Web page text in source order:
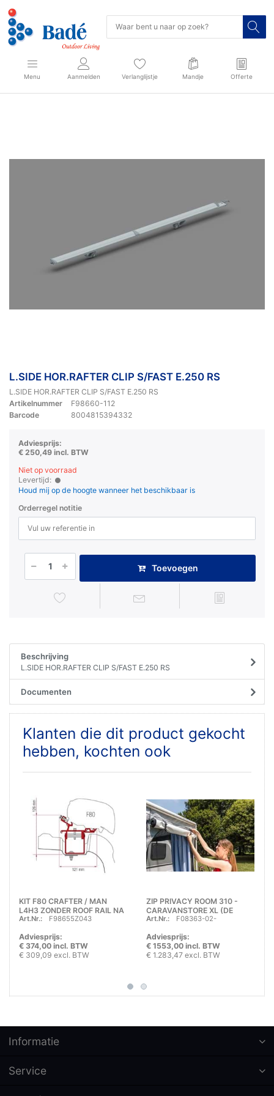
Menu Aanmelden Verlanglijstje Mandje Offerte
L.SIDE HOR.RAFTER CLIP S/FAST E.250 RS
L.SIDE HOR.RAFTER CLIP S/FAST E.250 RS
Artikelnummer
F98660-112
Barcode
8004815394332
Adviesprijs:
€ 250,49 incl. BTW
Niet op voorraad
Levertijd:
Houd mij op de hoogte wanneer het beschikbaar is
Orderregel notitie
Toevoegen
Beschrijving
L.SIDE HOR.RAFTER CLIP S/FAST E.250 RS
Documenten
Klanten die dit product gekocht
hebben, kochten ook
KIT F80 CRAFTER / MAN
L4H3 ZONDER ROOF RAIL NA
2017
Art.Nr.: F98655Z043
Adviesprijs:
€ 374,00 incl. BTW
€ 309,09 excl. BTW
ZIP PRIVACY ROOM 310 -
CARAVANSTORE XL (DE
TENT)
Art.Nr.: F08363-02-
Adviesprijs:
€ 1553,00 incl. BTW
€ 1.283,47 excl. BTW
Informatie
Service